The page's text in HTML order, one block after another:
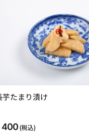
芋たまり漬け
400(税込)